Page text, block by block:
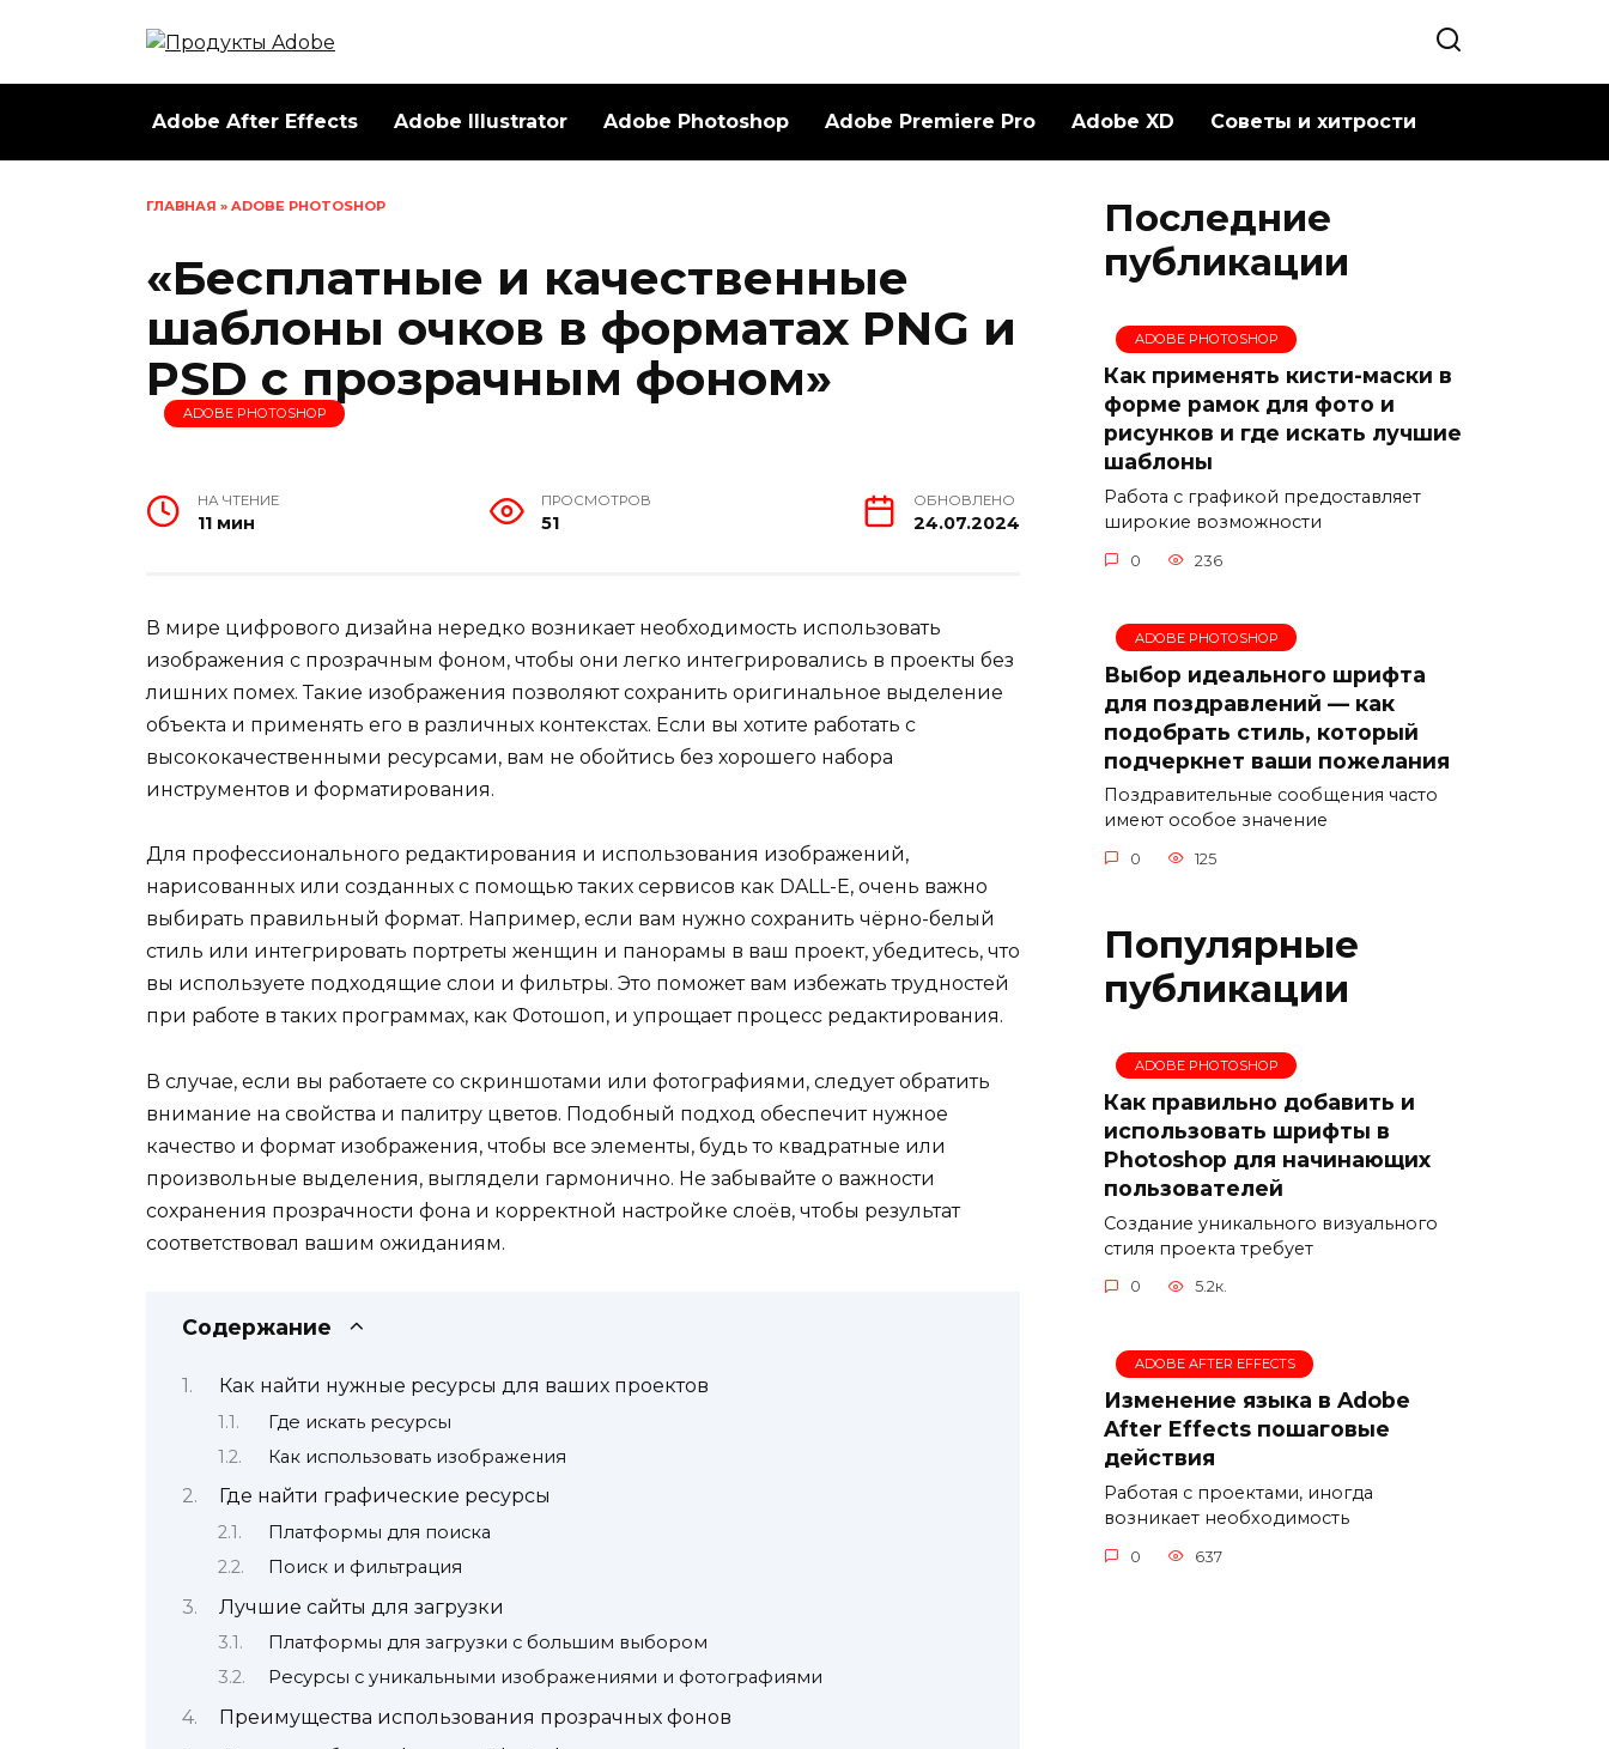
Adobe After Effects Adobe Illustrator Adobe Photoshop Adobe Premiere Pro Adobe XD Советы и хитрости
ГЛАВНАЯ » ADOBE PHOTOSHOP
«Бесплатные и качественные
шаблоны очков в форматах PNG и
PSD с прозрачным фоном»
ADOBE PHOTOSHOP
НА ЧТЕНИЕ
11 мин
ПРОСМОТРОВ
51
ОБНОВЛЕНО
24.07.2024
В мире цифрового дизайна нередко возникает необходимость использовать
изображения с прозрачным фоном, чтобы они легко интегрировались в проекты без
лишних помех. Такие изображения позволяют сохранить оригинальное выделение
объекта и применять его в различных контекстах. Если вы хотите работать с
высококачественными ресурсами, вам не обойтись без хорошего набора
инструментов и форматирования.
Для профессионального редактирования и использования изображений,
нарисованных или созданных с помощью таких сервисов как DALL-E, очень важно
выбирать правильный формат. Например, если вам нужно сохранить чёрно-белый
стиль или интегрировать портреты женщин и панорамы в ваш проект, убедитесь, что
вы используете подходящие слои и фильтры. Это поможет вам избежать трудностей
при работе в таких программах, как Фотошоп, и упрощает процесс редактирования.
В случае, если вы работаете со скриншотами или фотографиями, следует обратить
внимание на свойства и палитру цветов. Подобный подход обеспечит нужное
качество и формат изображения, чтобы все элементы, будь то квадратные или
произвольные выделения, выглядели гармонично. Не забывайте о важности
сохранения прозрачности фона и корректной настройке слоёв, чтобы результат
соответствовал вашим ожиданиям.
Содержание
Как найти нужные ресурсы для ваших проектов
Где искать ресурсы
Как использовать изображения
Где найти графические ресурсы
Платформы для поиска
Поиск и фильтрация
Лучшие сайты для загрузки
Платформы для загрузки с большим выбором
Ресурсы с уникальными изображениями и фотографиями
Преимущества использования прозрачных фонов
Последние
публикации
ADOBE PHOTOSHOP
Как применять кисти-маски в
форме рамок для фото и
рисунков и где искать лучшие
шаблоны
Работа с графикой предоставляет
широкие возможности
0 236
ADOBE PHOTOSHOP
Выбор идеального шрифта
для поздравлений — как
подобрать стиль, который
подчеркнет ваши пожелания
Поздравительные сообщения часто
имеют особое значение
0 125
Популярные
публикации
ADOBE PHOTOSHOP
Как правильно добавить и
использовать шрифты в
Photoshop для начинающих
пользователей
Создание уникального визуального
стиля проекта требует
0 5.2к.
ADOBE AFTER EFFECTS
Изменение языка в Adobe
After Effects пошаговые
действия
Работая с проектами, иногда
возникает необходимость
0 637